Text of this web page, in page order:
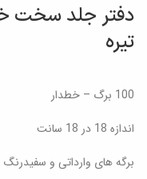
دفتر جلد سخت
تیره
100 برگ – خطدار
اندازه 18 در 18 سانت
برگه های وارداتی و سفیدرنگ